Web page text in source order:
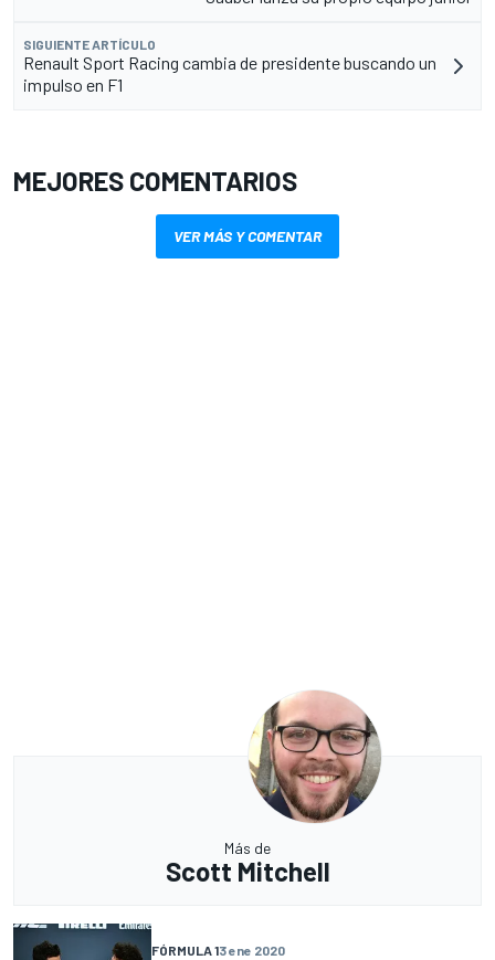
SIGUIENTE ARTÍCULO
Renault Sport Racing cambia de presidente buscando un
impulso en F1
MEJORES COMENTARIOS
VER MÁS Y COMENTAR
Más de
Scott Mitchell
FÓRMULA 13 ene 2020